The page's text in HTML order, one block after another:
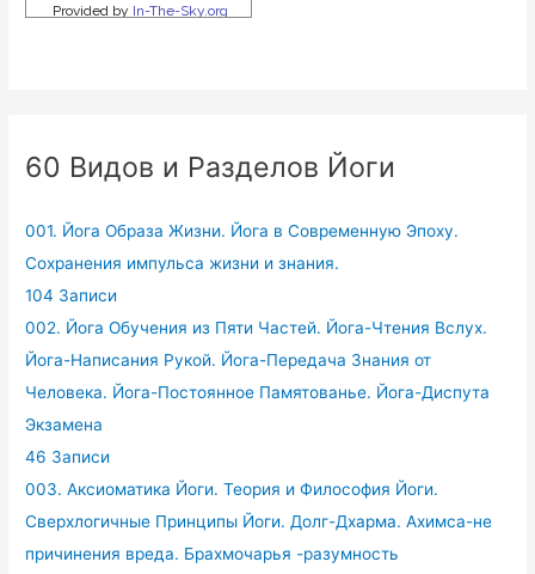
60 Видов и Разделов Йоги
001. Йога Образа Жизни. Йога в Современную Эпоху.
Сохранения импульса жизни и знания.
104 Записи
002. Йога Обучения из Пяти Частей. Йога-Чтения Вслух.
Йога-Написания Рукой. Йога-Передача Знания от
Человека. Йога-Постоянное Памятованье. Йога-Диспута
Экзамена
46 Записи
003. Аксиоматика Йоги. Теория и Философия Йоги.
Сверхлогичные Принципы Йоги. Долг-Дхарма. Ахимса-не
причинения вреда. Брахмочарья -разумность